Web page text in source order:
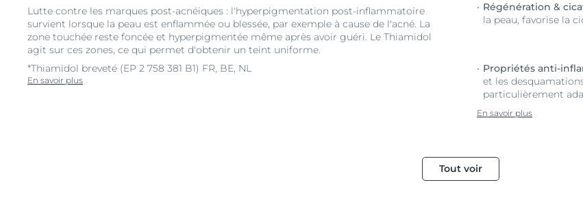
Lutte contre les marques post-acnéiques : l'hyperpigmentation post-inflammatoire
survient lorsque la peau est enflammée ou blessée, par exemple à cause de l'acné. La
zone touchée reste foncée et hyperpigmentée même après avoir guéri. Le Thiamidol
agit sur ces zones, ce qui permet d'obtenir un teint uniforme.
*Thiamidol breveté (EP 2 758 381 B1) FR, BE, NL
En savoir plus
Régénération &
la peau, favorise la
Propriétés anti-
et les
particulièrement
En savoir plus
Tout voir